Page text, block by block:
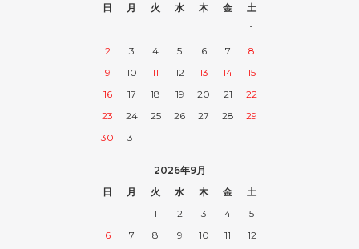
日
月 火 水 木 金
土
1
2
3 4 5 6 7
8
9
10 11 12 13 14
15
16
17 18 19 20 21
22
23
24 25 26 27 28
29
30
31
2026年9月
日
月 火 水 木 金
土
1
2 3 4
5
6
7 8 9 10 11
12